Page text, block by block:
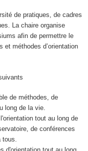
de pratiques, de cadres
La chaire organise
afin de permettre le
et méthodes d’orientation
de méthodes, de
long de la vie.
tout au long de
de conférences
tous.